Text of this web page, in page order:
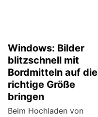
Windows: Bilder
blitzschnell mit
Bordmitteln auf die
richtige Größe
bringen
Beim Hochladen von